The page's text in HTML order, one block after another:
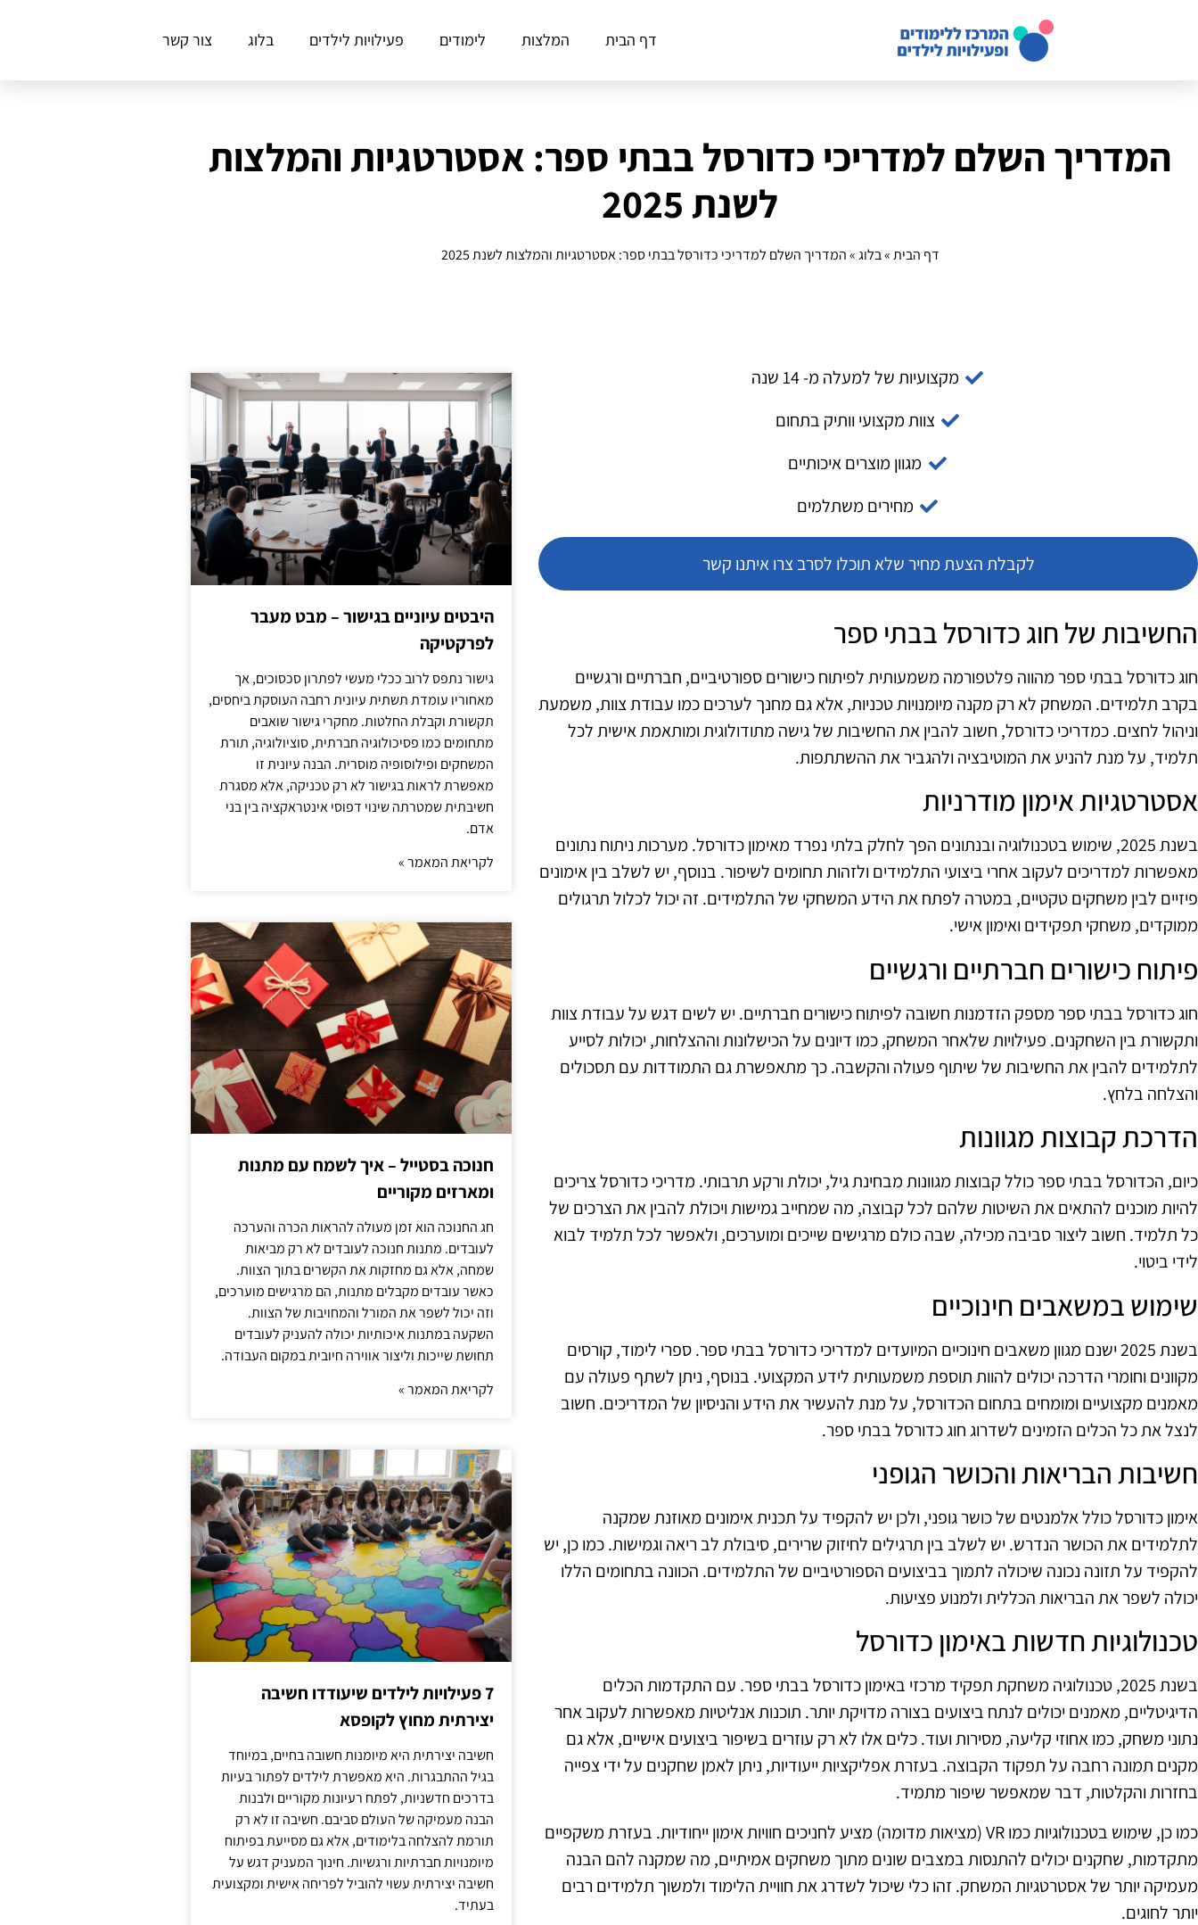
דף הבית המלצות לימודים פעילויות לילדים בלוג צור קשר
המדריך השלם למדריכי כדורסל בבתי ספר: אסטרטגיות והמלצות
לשנת 2025
דף הבית»בלוג»המדריך השלם למדריכי כדורסל בבתי ספר: אסטרטגיות והמלצות לשנת 2025
מקצועיות של למעלה מ- 14 שנה
צוות מקצועי וותיק בתחום
מגוון מוצרים איכותיים
מחירים משתלמים
לקבלת הצעת מחיר שלא תוכלו לסרב צרו איתנו קשר
החשיבות של חוג כדורסל בבתי ספר
חוג כדורסל בבתי ספר מהווה פלטפורמה משמעותית לפיתוח כישורים ספורטיביים, חברתיים ורגשיים
בקרב תלמידים. המשחק לא רק מקנה מיומנויות טכניות, אלא גם מחנך לערכים כמו עבודת צוות, משמעת
וניהול לחצים. כמדריכי כדורסל, חשוב להבין את החשיבות של גישה מתודולוגית ומותאמת אישית לכל
תלמיד, על מנת להניע את המוטיבציה ולהגביר את ההשתתפות.
אסטרטגיות אימון מודרניות
בשנת 2025, שימוש בטכנולוגיה ובנתונים הפך לחלק בלתי נפרד מאימון כדורסל. מערכות ניתוח נתונים
מאפשרות למדריכים לעקוב אחרי ביצועי התלמידים ולזהות תחומים לשיפור. בנוסף, יש לשלב בין אימונים
פיזיים לבין משחקים טקטיים, במטרה לפתח את הידע המשחקי של התלמידים. זה יכול לכלול תרגולים
ממוקדים, משחקי תפקידים ואימון אישי.
פיתוח כישורים חברתיים ורגשיים
חוג כדורסל בבתי ספר מספק הזדמנות חשובה לפיתוח כישורים חברתיים. יש לשים דגש על עבודת צוות
ותקשורת בין השחקנים. פעילויות שלאחר המשחק, כמו דיונים על הכישלונות וההצלחות, יכולות לסייע
לתלמידים להבין את החשיבות של שיתוף פעולה והקשבה. כך מתאפשרת גם התמודדות עם תסכולים
והצלחה בלחץ.
הדרכת קבוצות מגוונות
כיום, הכדורסל בבתי ספר כולל קבוצות מגוונות מבחינת גיל, יכולת ורקע תרבותי. מדריכי כדורסל צריכים
להיות מוכנים להתאים את השיטות שלהם לכל קבוצה, מה שמחייב גמישות ויכולת להבין את הצרכים של
כל תלמיד. חשוב ליצור סביבה מכילה, שבה כולם מרגישים שייכים ומוערכים, ולאפשר לכל תלמיד לבוא
לידי ביטוי.
שימוש במשאבים חינוכיים
בשנת 2025 ישנם מגוון משאבים חינוכיים המיועדים למדריכי כדורסל בבתי ספר. ספרי לימוד, קורסים
מקוונים וחומרי הדרכה יכולים להוות תוספת משמעותית לידע המקצועי. בנוסף, ניתן לשתף פעולה עם
מאמנים מקצועיים ומומחים בתחום הכדורסל, על מנת להעשיר את הידע והניסיון של המדריכים. חשוב
לנצל את כל הכלים הזמינים לשדרוג חוג כדורסל בבתי ספר.
חשיבות הבריאות והכושר הגופני
אימון כדורסל כולל אלמנטים של כושר גופני, ולכן יש להקפיד על תכנית אימונים מאוזנת שמקנה
לתלמידים את הכושר הנדרש. יש לשלב בין תרגילים לחיזוק שרירים, סיבולת לב ריאה וגמישות. כמו כן, יש
להקפיד על תזונה נכונה שיכולה לתמוך בביצועים הספורטיביים של התלמידים. הכוונה בתחומים הללו
יכולה לשפר את הבריאות הכללית ולמנוע פציעות.
טכנולוגיות חדשות באימון כדורסל
בשנת 2025, טכנולוגיה משחקת תפקיד מרכזי באימון כדורסל בבתי ספר. עם התקדמות הכלים
הדיגיטליים, מאמנים יכולים לנתח ביצועים בצורה מדויקת יותר. תוכנות אנליטיות מאפשרות לעקוב אחר
נתוני משחק, כמו אחוזי קליעה, מסירות ועוד. כלים אלו לא רק עוזרים בשיפור ביצועים אישיים, אלא גם
מקנים תמונה רחבה על תפקוד הקבוצה. בעזרת אפליקציות ייעודיות, ניתן לאמן שחקנים על ידי צפייה
בחזרות והקלטות, דבר שמאפשר שיפור מתמיד.
כמו כן, שימוש בטכנולוגיות כמו VR (מציאות מדומה) מציע לחניכים חוויות אימון ייחודיות. בעזרת משקפיים
מתקדמות, שחקנים יכולים להתנסות במצבים שונים מתוך משחקים אמיתיים, מה שמקנה להם הבנה
מעמיקה יותר של אסטרטגיות המשחק. זהו כלי שיכול לשדרג את חוויית הלימוד ולמשוך תלמידים רבים
יותר לחוגים.
היבטים עיוניים בגישור – מבט מעבר
לפרקטיקה
גישור נתפס לרוב ככלי מעשי לפתרון סכסוכים, אך
מאחוריו עומדת תשתית עיונית רחבה העוסקת ביחסים,
תקשורת וקבלת החלטות. מחקרי גישור שואבים
מתחומים כמו פסיכולוגיה חברתית, סוציולוגיה, תורת
המשחקים ופילוסופיה מוסרית. הבנה עיונית זו
מאפשרת לראות בגישור לא רק טכניקה, אלא מסגרת
חשיבתית שמטרתה שינוי דפוסי אינטראקציה בין בני
אדם.
לקריאת המאמר »
חנוכה בסטייל – איך לשמח עם מתנות
ומארזים מקוריים
חג החנוכה הוא זמן מעולה להראות הכרה והערכה
לעובדים. מתנות חנוכה לעובדים לא רק מביאות
שמחה, אלא גם מחזקות את הקשרים בתוך הצוות.
כאשר עובדים מקבלים מתנות, הם מרגישים מוערכים,
וזה יכול לשפר את המורל והמחויבות של הצוות.
השקעה במתנות איכותיות יכולה להעניק לעובדים
תחושת שייכות וליצור אווירה חיובית במקום העבודה.
לקריאת המאמר »
7 פעילויות לילדים שיעודדו חשיבה
יצירתית מחוץ לקופסא
חשיבה יצירתית היא מיומנות חשובה בחיים, במיוחד
בגיל ההתבגרות. היא מאפשרת לילדים לפתור בעיות
בדרכים חדשניות, לפתח רעיונות מקוריים ולבנות
הבנה מעמיקה של העולם סביבם. חשיבה זו לא רק
תורמת להצלחה בלימודים, אלא גם מסייעת בפיתוח
מיומנויות חברתיות ורגשיות. חינוך המעניק דגש על
חשיבה יצירתית עשוי להוביל לפריחה אישית ומקצועית
בעתיד.